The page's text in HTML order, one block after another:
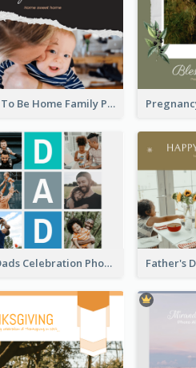
Good To Be Home Family Photo Book
Best Dads Celebration Photo Book